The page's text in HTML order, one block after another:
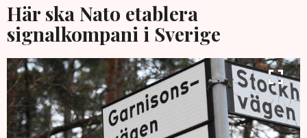
Här ska Nato etablera
signalkompani i Sverige